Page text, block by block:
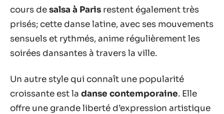
cours desalsa à Paris restent également très
prisés; cette danse latine, avec ses mouvements
sensuels et rythmés, anime régulièrement les
soirées dansantes à travers la ville.
Un autre style qui connaît une popularité
croissante est la danse contemporaine. Elle
offre une grande liberté d’expression artistique